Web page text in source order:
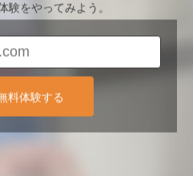
験をやってみよう。
料体験する